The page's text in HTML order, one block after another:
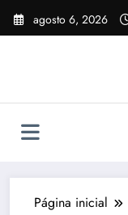
Pular
para
agosto 6, 2026
Página inicial